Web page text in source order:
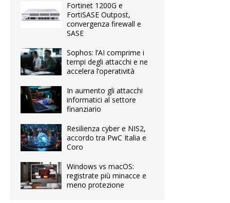
Fortinet 1200G e
FortiSASE Outpost,
convergenza firewall e
SASE
Sophos: l’AI comprime i
tempi degli attacchi e ne
accelera l’operatività
In aumento gli attacchi
informatici al settore
finanziario
Resilienza cyber e NIS2,
accordo tra PwC Italia e
Coro
Windows vs macOS:
registrate più minacce e
meno protezione